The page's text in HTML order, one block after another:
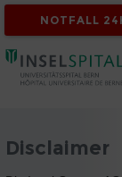
NOTFALL
Disclaimer